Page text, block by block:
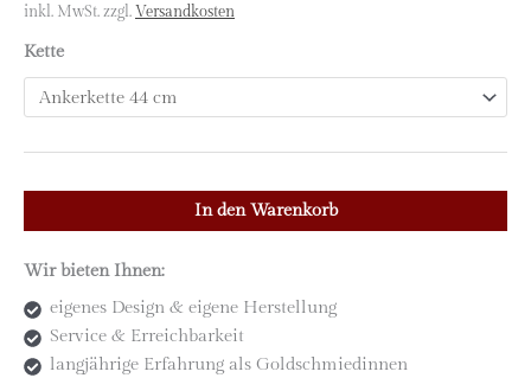
inkl. MwSt.zzgl.Versandkosten
Kette
Halskette
Akrobat"
Silber
mit
Diamant
In den Warenkorb
Wir bieten Ihnen:
eigenes Design & eigene Herstellung
Service & Erreichbarkeit
langjährige Erfahrung als Goldschmiedinnen